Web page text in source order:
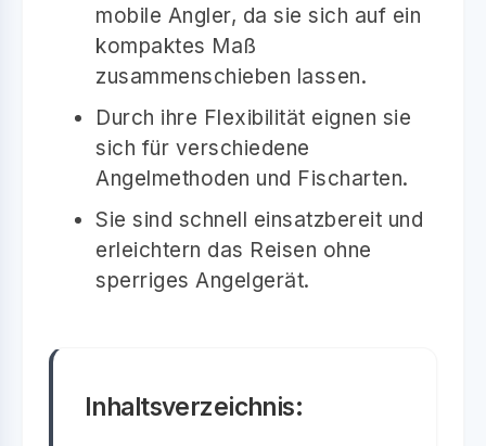
mobile Angler, da sie sich auf ein
kompaktes Maß
zusammenschieben lassen.
Durch ihre Flexibilität eignen sie
sich für verschiedene
Angelmethoden und Fischarten.
Sie sind schnell einsatzbereit und
erleichtern das Reisen ohne
sperriges Angelgerät.
Inhaltsverzeichnis: